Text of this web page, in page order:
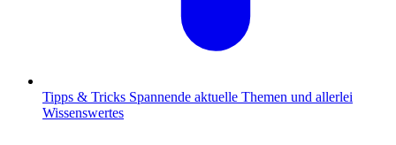
Tipps & Tricks Spannende aktuelle Themen und allerlei
Wissenswertes